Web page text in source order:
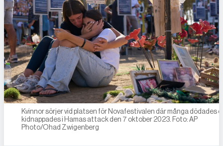
Kvinnor sörjer vid platsen för Novafestivalen där många dödades
kidnappades i Hamas attack den 7 oktober 2023. Foto: AP
Photo/Ohad Zwigenberg